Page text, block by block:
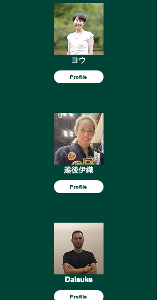
ヨウ
Profile
越後伊織
Profile
Daisuke
Profile